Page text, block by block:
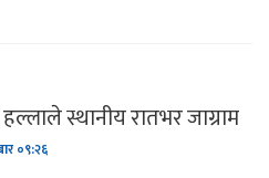
स्थानीय रातभर जाग्राम
०९:२६